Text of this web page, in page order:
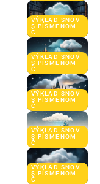
VÝKLAD SNOV
S PÍSMENOM
Č
VÝKLAD SNOV
S PÍSMENOM
Č
VÝKLAD SNOV
S PÍSMENOM
Č
VÝKLAD SNOV
S PÍSMENOM
Č
VÝKLAD SNOV
S PÍSMENOM
Č